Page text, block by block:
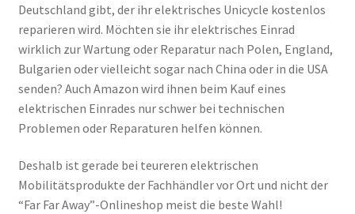
Deutschland gibt, der ihr elektrisches Unicycle kostenlos
reparieren wird. Möchten sie ihr elektrisches Einrad
wirklich zur Wartung oder Reparatur nach Polen, England,
Bulgarien oder vielleicht sogar nach China oder in die USA
senden? Auch Amazon wird ihnen beim Kauf eines
elektrischen Einrades nur schwer bei technischen
Problemen oder Reparaturen helfen können.
Deshalb ist gerade bei teureren elektrischen
Mobilitätsprodukte der Fachhändler vor Ort und nicht der
“Far Far Away”-Onlineshop meist die beste Wahl!